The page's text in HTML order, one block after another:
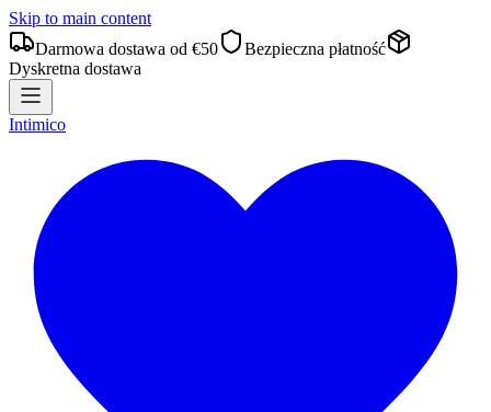
Skip to main content
Darmowa dostawa od €50
Bezpieczna płatność
Dyskretna dostawa
Intimico